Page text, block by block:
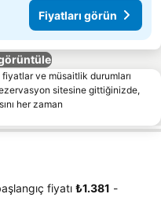
Fiyatları görün
fiyatlar ve müsaitlik durumları
sitesine gittiğinizde,
her zaman
fiyatı ‎₺1.381 -